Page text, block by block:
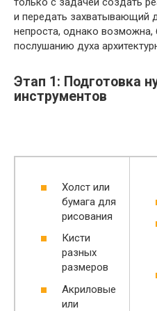
и передать захватывающий
непроста, однако возможна,
послушанию духа
Этап 1: Подготовка
инструментов
Холст или
бумага для
рисования
Кисти
разных
размеров
Акриловые
или